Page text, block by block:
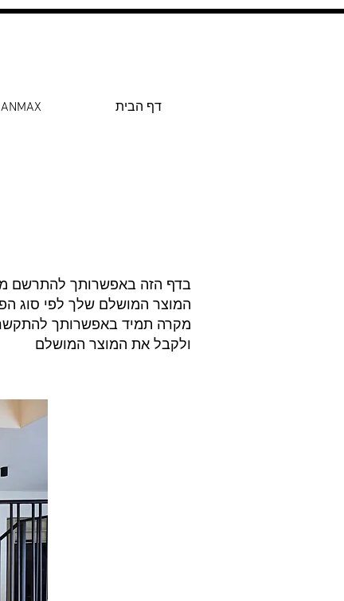
דף הבית
בדף הזה באפשרותך להתרשם
המוצר המושלם שלך לפי סוג
מקרה תמיד באפשרותך להתקשר
ולקבל את המוצר המושלם